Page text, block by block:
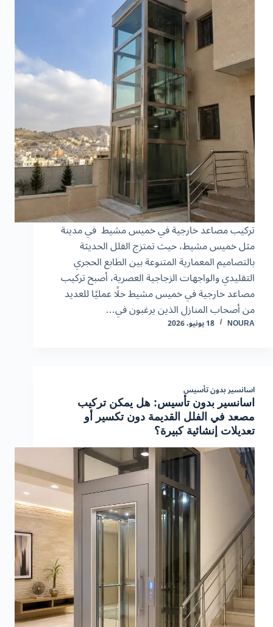
تركيب مصاعد خارجية في خميس مشيط في مدينة
مثل خميس مشيط، حيث تمتزج الفلل الحديثة
بالتصاميم المعمارية المتنوعة بين الطابع الحجري
التقليدي والواجهات الزجاجية العصرية، أصبح تركيب
مصاعد خارجية في خميس مشيط حلًا عمليًا للعديد
من أصحاب المنازل الذين يرغبون في…
NOURA 18 يونيو، 2026
اسانسير بدون تأسيس
اسانسير بدون تأسيس: هل يمكن تركيب
مصعد في الفلل القديمة دون تكسير أو
تعديلات إنشائية كبيرة؟